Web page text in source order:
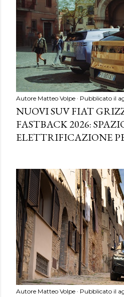
Autore Matteo Volpe Pubblicato il
NUOVI SUV FIAT
FASTBACK 2026:
ELETTRIFICAZIONE
Autore Matteo Volpe Pubblicato il